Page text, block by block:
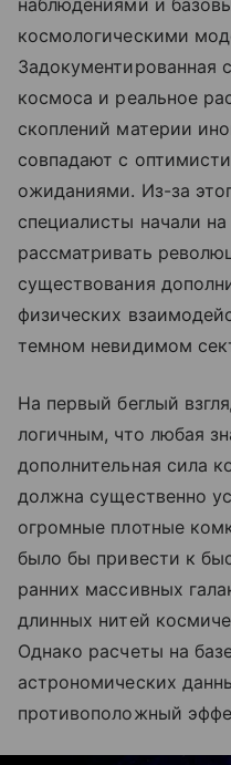
космологическими
Задокументированная
космоса и реальное
скоплений материи
совпадают с
ожиданиями. Из-за
специалисты начали
рассматривать
существования
физических
темном невидимом
На первый беглый
логичным, что любая
дополнительная сила
должна существенно
огромные плотные
было бы привести к
ранних массивных
длинных нитей
Однако расчеты на
астрономических
противоположный